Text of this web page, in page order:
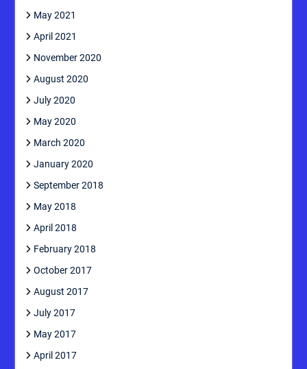
May 2021
April 2021
November 2020
August 2020
July 2020
May 2020
March 2020
January 2020
September 2018
May 2018
April 2018
February 2018
October 2017
August 2017
July 2017
May 2017
April 2017